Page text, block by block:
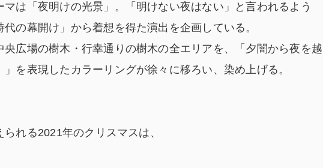
は「夜明けの光景」。「明けない夜はない」と言われるよう
の幕開け」から着想を得た演出を企画している。
広場の樹木・行幸通りの樹木の全エリアを、「夕闇から夜を越
を表現したカラーリングが徐々に移ろい、染め上げる。
れる2021年のクリスマスは、